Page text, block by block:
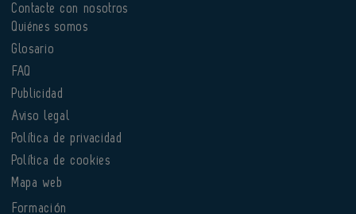
Contacte con nosotros
Quiénes somos
Glosario
FAQ
Publicidad
Aviso legal
Política de privacidad
Política de cookies
Mapa web
Formación